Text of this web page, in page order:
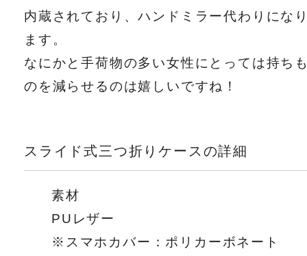
内蔵されており、ハンドミラー代わりにな
ます。
なにかと手荷物の多い女性にとっては持ち
のを減らせるのは嬉しいですね！
スライド式三つ折りケースの詳細
素材
PUレザー
※スマホカバー：ポリカーボネート